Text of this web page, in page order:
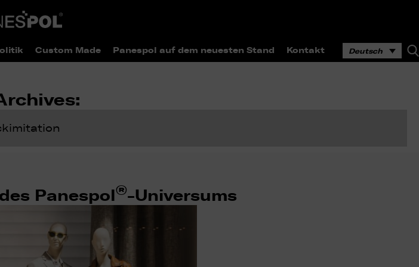
Custom Made Panespol auf dem neuesten Stand Kontakt Deutsch
Panespol®-Universums